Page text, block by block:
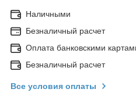
Наличными
Безналичный расчет
Оплата банковскими
Безналичный расчет
Все условия оплаты